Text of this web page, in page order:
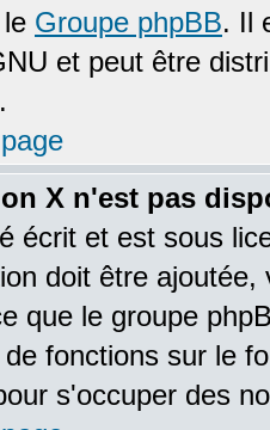
Groupe phpBB. Il
et peut être
X n'est pas
écrit et est sous
doit être
que le groupe
fonctions sur le
s'occuper des